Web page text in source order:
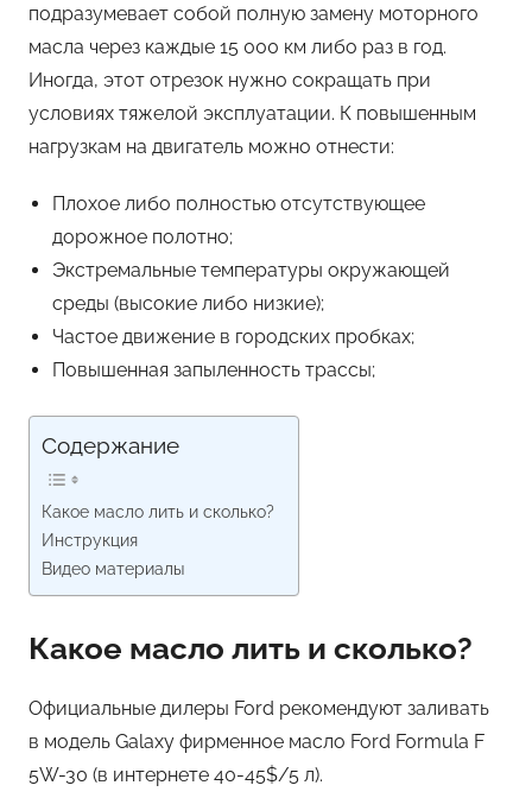
подразумевает собой полную замену моторного
масла через каждые 15 000 км либо раз в год.
Иногда, этот отрезок нужно сокращать при
условиях тяжелой эксплуатации. К повышенным
нагрузкам на двигатель можно отнести:
Плохое либо полностью отсутствующее
дорожное полотно;
Экстремальные температуры окружающей
среды (высокие либо низкие);
Частое движение в городских пробках;
Повышенная запыленность трассы;
Содержание
Какое масло лить и сколько?
Инструкция
Видео материалы
Какое масло лить и сколько?
Официальные дилеры Ford рекомендуют заливать
в модель Galaxy фирменное масло Ford Formula F
5W-30 (в интернете 40-45$/5 л).